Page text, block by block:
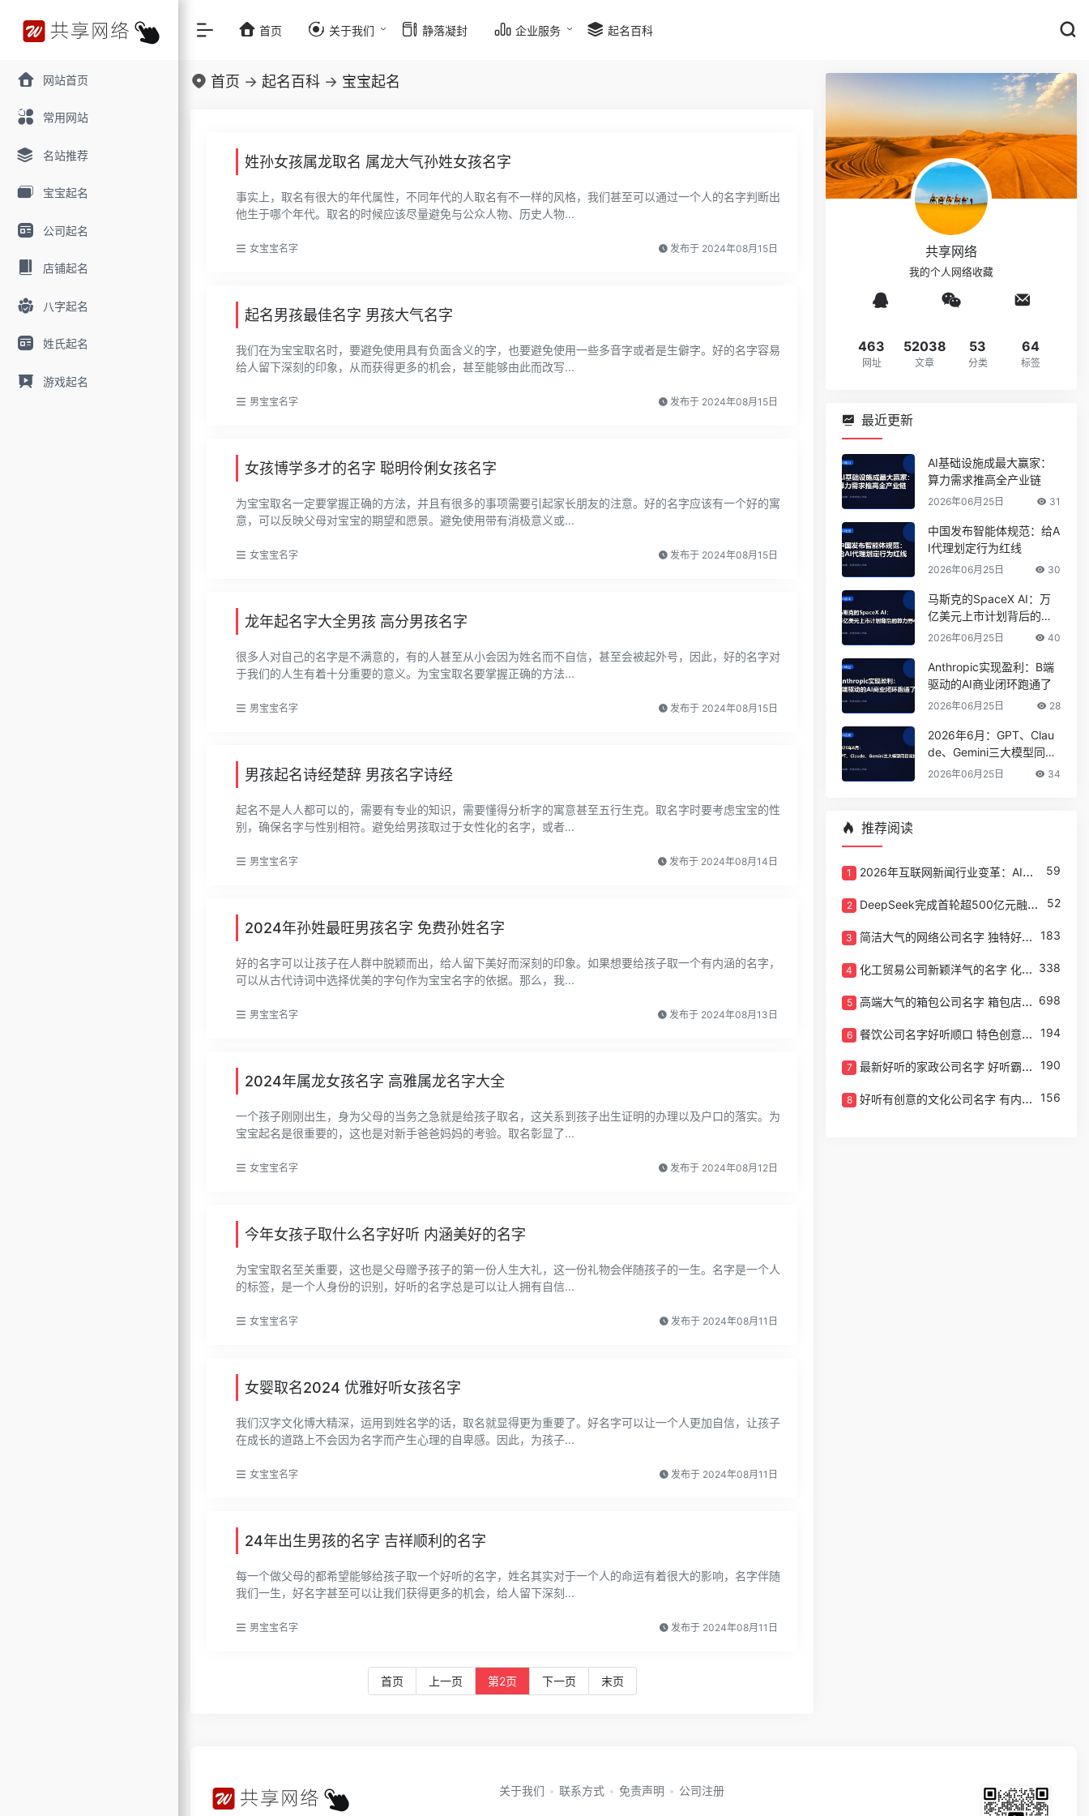
网站首页
常用网站
名站推荐
宝宝起名
公司起名
店铺起名
八字起名
姓氏起名
游戏起名
首页 关于我们 静落凝封 企业服务 起名百科
首页 -> 起名百科 -> 宝宝起名
姓孙女孩属龙取名 属龙大气孙姓女孩名字
事实上，取名有很大的年代属性，不同年代的人取名有不一样的风格，我们甚至可以通过一个人的名字判断出
他生于哪个年代。取名的时候应该尽量避免与公众人物、历史人物...
女宝宝名字 发布于 2024年08月15日
起名男孩最佳名字 男孩大气名字
我们在为宝宝取名时，要避免使用具有负面含义的字，也要避免使用一些多音字或者是生僻字。好的名字容易
给人留下深刻的印象，从而获得更多的机会，甚至能够由此而改写...
男宝宝名字 发布于 2024年08月15日
女孩博学多才的名字 聪明伶俐女孩名字
为宝宝取名一定要掌握正确的方法，并且有很多的事项需要引起家长朋友的注意。好的名字应该有一个好的寓
意，可以反映父母对宝宝的期望和愿景。避免使用带有消极意义或...
女宝宝名字 发布于 2024年08月15日
龙年起名字大全男孩 高分男孩名字
很多人对自己的名字是不满意的，有的人甚至从小会因为姓名而不自信，甚至会被起外号，因此，好的名字对
于我们的人生有着十分重要的意义。为宝宝取名要掌握正确的方法...
男宝宝名字 发布于 2024年08月15日
男孩起名诗经楚辞 男孩名字诗经
起名不是人人都可以的，需要有专业的知识，需要懂得分析字的寓意甚至五行生克。取名字时要考虑宝宝的性
别，确保名字与性别相符。避免给男孩取过于女性化的名字，或者...
男宝宝名字 发布于 2024年08月14日
2024年孙姓最旺男孩名字 免费孙姓名字
好的名字可以让孩子在人群中脱颖而出，给人留下美好而深刻的印象。如果想要给孩子取一个有内涵的名字，
可以从古代诗词中选择优美的字句作为宝宝名字的依据。那么，我...
男宝宝名字 发布于 2024年08月13日
2024年属龙女孩名字 高雅属龙名字大全
一个孩子刚刚出生，身为父母的当务之急就是给孩子取名，这关系到孩子出生证明的办理以及户口的落实。为
宝宝起名是很重要的，这也是对新手爸爸妈妈的考验。取名彰显了...
女宝宝名字 发布于 2024年08月12日
今年女孩子取什么名字好听 内涵美好的名字
为宝宝取名至关重要，这也是父母赠予孩子的第一份人生大礼，这一份礼物会伴随孩子的一生。名字是一个人
的标签，是一个人身份的识别，好听的名字总是可以让人拥有自信...
女宝宝名字 发布于 2024年08月11日
女婴取名2024 优雅好听女孩名字
我们汉字文化博大精深，运用到姓名学的话，取名就显得更为重要了。好名字可以让一个人更加自信，让孩子
在成长的道路上不会因为名字而产生心理的自卑感。因此，为孩子...
女宝宝名字 发布于 2024年08月11日
24年出生男孩的名字 吉祥顺利的名字
每一个做父母的都希望能够给孩子取一个好听的名字，姓名其实对于一个人的命运有着很大的影响，名字伴随
我们一生，好名字甚至可以让我们获得更多的机会，给人留下深刻...
男宝宝名字 发布于 2024年08月11日
首页 上一页 第2页 下一页 末页
共享网络
我的个人网络收藏
463
网址
52038
文章
53
分类
64
标签
最近更新
AI基础设施成最大赢家：
算力需求推高全产业链
2026年06月25日 31
中国发布智能体规范：给A
I代理划定行为红线
2026年06月25日 30
马斯克的SpaceX AI：万
亿美元上市计划背后的算
力野心
2026年06月25日 40
Anthropic实现盈利：B端
驱动的AI商业闭环跑通了
2026年06月25日 28
2026年6月：GPT、Clau
de、Gemini三大模型同日
竞技
2026年06月25日 34
推荐阅读
1 2026年互联网新闻行业变革：AI驱动下的内容生态重塑 59
2 DeepSeek完成首轮超500亿元融资，估值突破500亿美元，梁文锋设五年锁定期保留绝对控制权 52
3 简洁大气的网络公司名字 独特好听的网络公司名字 183
4 化工贸易公司新颖洋气的名字 化工企业名字寓意好的 338
5 高端大气的箱包公司名字 箱包店名字有创意好听 698
6 餐饮公司名字好听顺口 特色创意的餐饮公司取名 194
7 最新好听的家政公司名字 好听霸气家政公司起名 190
8 好听有创意的文化公司名字 有内涵的文化传媒公司取名 156
关于我们 联系方式 免责声明 公司注册